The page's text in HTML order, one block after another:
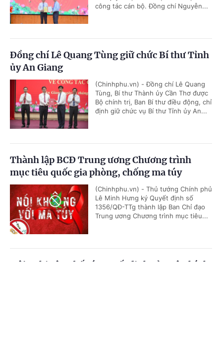
công tác cán bộ. Đồng chí Nguyễn...
Đồng chí Lê Quang Tùng giữ chức Bí thư Tỉnh
ủy An Giang
(Chinhphu.vn) - Đồng chí Lê Quang
Tùng, Bí thư Thành ủy Cần Thơ được
Bộ chính trị, Ban Bí thư điều động, chỉ
định giữ chức vụ Bí thư Tỉnh ủy An...
Thành lập BCĐ Trung ương Chương trình
mục tiêu quốc gia phòng, chống ma túy
(Chinhphu.vn) - Thủ tướng Chính phủ
Lê Minh Hưng ký Quyết định số
1356/QĐ-TTg thành lập Ban Chỉ đạo
Trung ương Chương trình mục tiêu...
Hội nghị công bố các quyết định của Bộ Chính